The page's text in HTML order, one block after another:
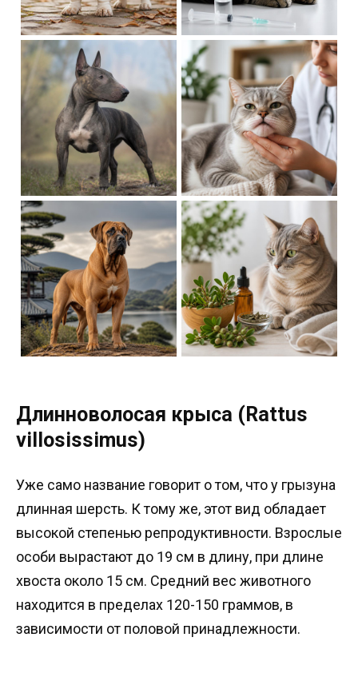
Длинноволосая крыса (Rattus
villosissimus)
Уже само название говорит о том, что у грызуна
длинная шерсть. К тому же, этот вид обладает
высокой степенью репродуктивности. Взрослые
особи вырастают до 19 см в длину, при длине
хвоста около 15 см. Средний вес животного
находится в пределах 120-150 граммов, в
зависимости от половой принадлежности.